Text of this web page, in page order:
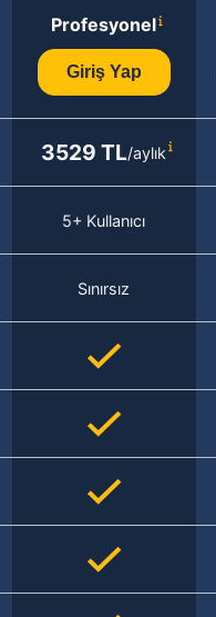
Profesyonel
Giriş Yap
3529 TL/aylık
5+ Kullanıcı
Sınırsız